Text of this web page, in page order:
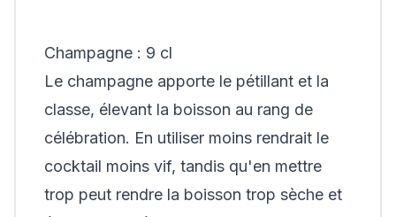
Champagne : 9 cl
Le champagne apporte le pétillant et la
classe, élevant la boisson au rang de
célébration. En utiliser moins rendrait le
cocktail moins vif, tandis qu'en mettre
trop peut rendre la boisson trop sèche et